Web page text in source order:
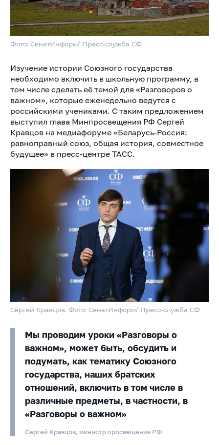
Фото: СенатИнформ/ Пресс-служба СФ
Изучение истории Союзного государства
необходимо включить в школьную программу, в
том числе сделать её темой для «Разговоров о
важном», которые еженедельно ведутся с
российскими учениками. С таким предложением
выступил глава Минпросвещения РФ Сергей
Кравцов на медиафоруме «Беларусь-Россия:
равноправный союз, общая история, совместное
будущее» в пресс-центре ТАСС.
Сергей Кравцов. Фото: СенатИнформ/ Пресс-служба СФ
Мы проводим уроки «Разговоры о
важном», может быть, обсудить и
подумать, как тематику Союзного
государства, наших братских
отношений, включить в том числе в
различные предметы, в частности, в
«Разговоры о важном»
Сергей Кравцов, министр просвещения РФ